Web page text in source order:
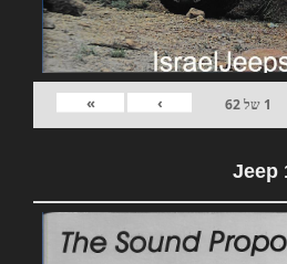
1 של62
›
»